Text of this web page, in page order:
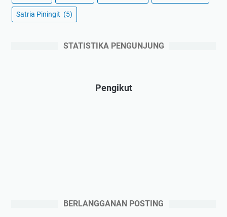
Satria Piningit (5)
STATISTIKA PENGUNJUNG
Pengikut
BERLANGGANAN POSTING